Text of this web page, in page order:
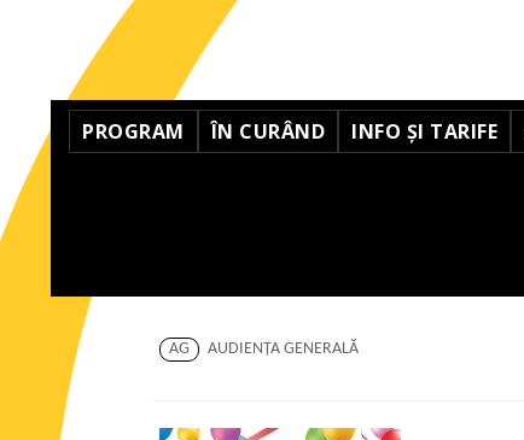
PROGRAM ÎN CURÂND INFO ȘI TARIFE
AG
AUDIENŢA GENERALĂ